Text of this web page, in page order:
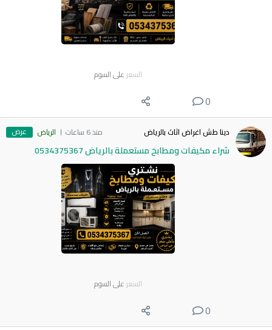
السعر على السوم
0
دينا طش اغراض اثاث بالرياض منذ 6 ساعات الرياض عرض
شراء مكيفات ومطابخ مستعملة بالرياض 0534375367
السعر على السوم
0